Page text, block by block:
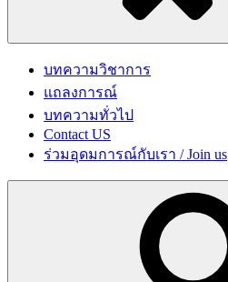
บทความวิชาการ
แถลงการณ์
บทความทั่วไป
Contact US
ร่วมอุดมการณ์กับเรา / Join us